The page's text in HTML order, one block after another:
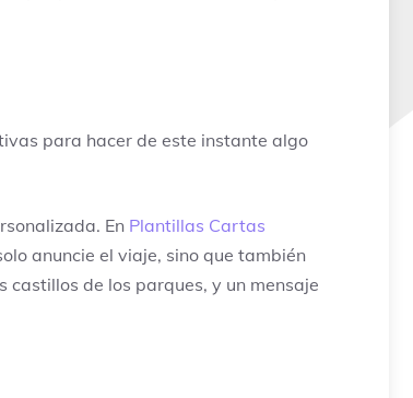
para hacer de este instante algo
En Plantillas Cartas
anuncie el viaje, sino que también
castillos de los parques, y un mensaje